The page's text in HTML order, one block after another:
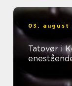
03. august
Tatovør i